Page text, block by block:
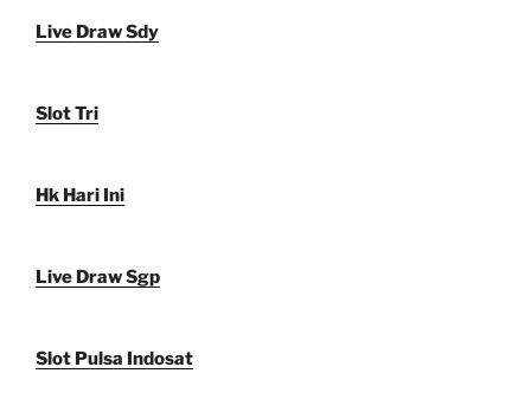
Live Draw Sdy
Slot Tri
Hk Hari Ini
Live Draw Sgp
Slot Pulsa Indosat